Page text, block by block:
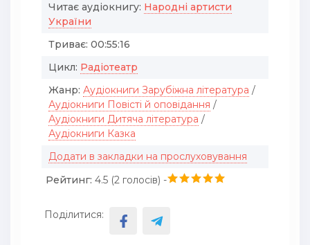
Читає аудіокнигу: Народні артисти
України
Триває: 00:55:16
Цикл: Радіотеатр
Жанр: Аудіокниги Зарубіжна література /
Аудіокниги Повісті й оповідання /
Аудіокниги Дитяча література /
Аудіокниги Казка
Додати в закладки на прослуховування
Рейтинг: 4.5 (2 голосів) -
Поділитися: